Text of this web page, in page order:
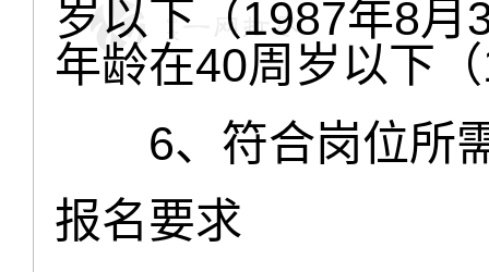
岁以下（1987年8
年龄在40周岁以下
6、符合岗位所
报名要求